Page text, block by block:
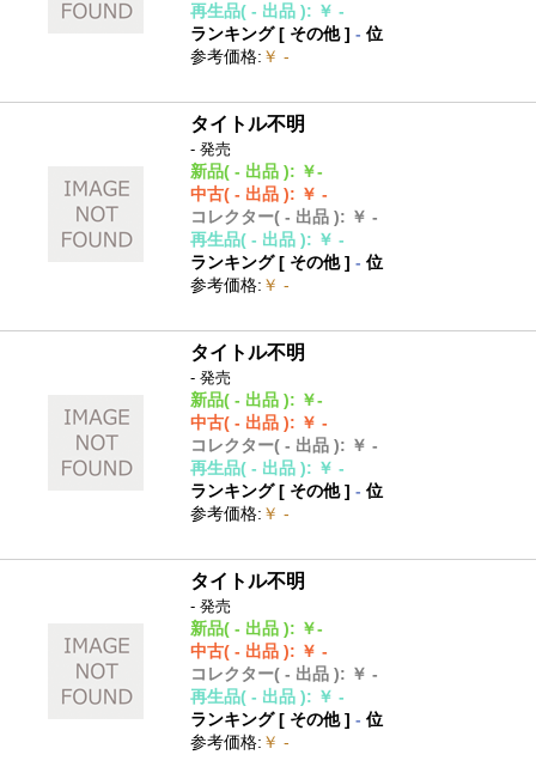
再生品( - 出品 ): ￥ -
ランキング [ その他]- 位
参考価格: ￥ -
タイトル不明
- 発売
新品( - 出品 ): ￥-
中古( - 出品 ): ￥ -
コレクター( - 出品 ): ￥ -
再生品( - 出品 ): ￥ -
ランキング [ その他]- 位
参考価格: ￥ -
タイトル不明
- 発売
新品( - 出品 ): ￥-
中古( - 出品 ): ￥ -
コレクター( - 出品 ): ￥ -
再生品( - 出品 ): ￥ -
ランキング [ その他]- 位
参考価格: ￥ -
タイトル不明
- 発売
新品( - 出品 ): ￥-
中古( - 出品 ): ￥ -
コレクター( - 出品 ): ￥ -
再生品( - 出品 ): ￥ -
ランキング [ その他]- 位
参考価格: ￥ -